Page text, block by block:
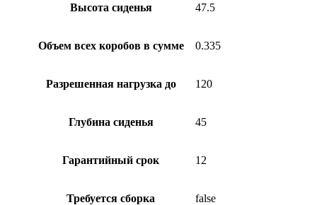
Высота сиденья 47.5
Объем всех коробов в сумме 0.335
Разрешенная нагрузка до 120
Глубина сиденья 45
Гарантийный срок 12
Требуется сборка false